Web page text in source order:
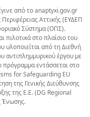
από το anaptyxi.gov.gr
Αττικής (ΕΥΔΕΠ
Σύστημα (ΟΠΣ).
πιλοτικά στο πλαίσιο του
υλοποιείται από τη Διεθνή
αντιπλημμυρικού έργου με
πρόγραμμα εντάσσεται στο
for Safeguarding EU
της Γενικής Διεύθυνσης
της Ε.Ε. (DG Regional
Ένωσης.